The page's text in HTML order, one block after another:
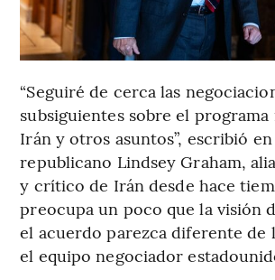
“Seguiré de cerca las
subsiguientes sobre el
Irán y otros asuntos”, escribió
republicano Lindsey Graham,
y crítico de Irán desde hace
preocupa un poco que la visión
el acuerdo parezca diferente de
el equipo negociador